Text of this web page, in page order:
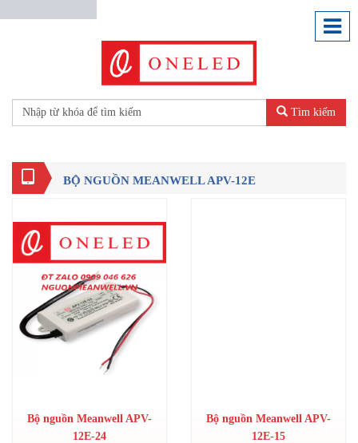
Tìm kiếm
BỘ NGUỒN MEANWELL APV-12E
Bộ nguồn Meanwell APV-
12E-24
Bộ nguồn Meanwell APV-
12E-15